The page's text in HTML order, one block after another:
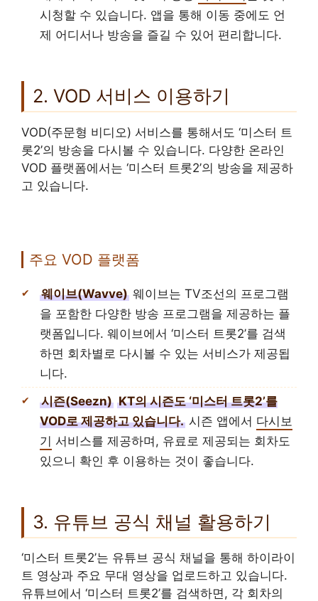
시청할 수 있습니다. 앱을 통해 이동 중에도 언
제 어디서나 방송을 즐길 수 있어 편리합니다.
2. VOD 서비스 이용하기
VOD(주문형 비디오) 서비스를 통해서도 ‘미스터 트
롯2’의 방송을 다시볼 수 있습니다. 다양한 온라인
VOD 플랫폼에서는 ‘미스터 트롯2’의 방송을 제공하
고 있습니다.
주요 VOD 플랫폼
웨이브(Wavve) 웨이브는 TV조선의 프로그램
을 포함한 다양한 방송 프로그램을 제공하는 플
랫폼입니다. 웨이브에서 ‘미스터 트롯2’를 검색
하면 회차별로 다시볼 수 있는 서비스가 제공됩
니다.
시즌(Seezn) KT의 시즌도 ‘미스터 트롯2’를
VOD로 제공하고 있습니다. 시즌 앱에서 다시보
기 서비스를 제공하며, 유료로 제공되는 회차도
있으니 확인 후 이용하는 것이 좋습니다.
3. 유튜브 공식 채널 활용하기
‘미스터 트롯2’는 유튜브 공식 채널을 통해 하이라이
트 영상과 주요 무대 영상을 업로드하고 있습니다.
유튜브에서 ‘미스터 트롯2’를 검색하면, 각 회차의